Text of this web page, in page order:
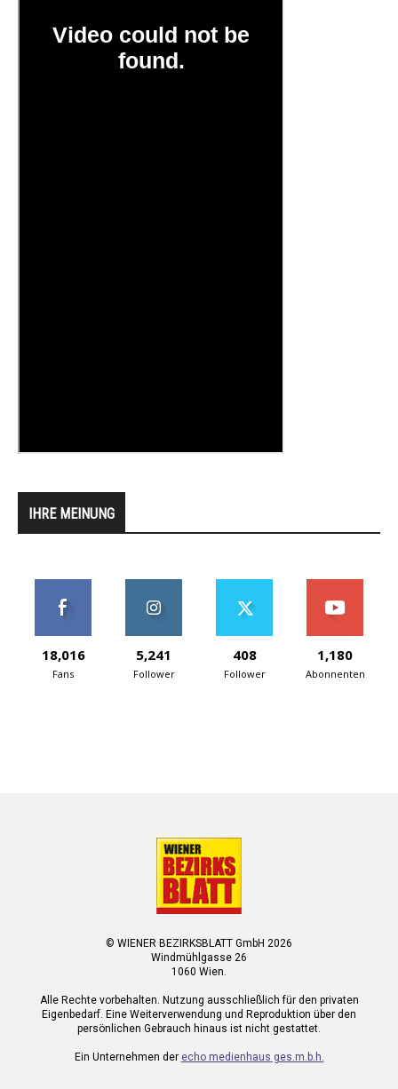
IHRE MEINUNG
18,016
Fans
5,241
Follower
408
Follower
1,180
Abonnenten
© WIENER BEZIRKSBLATT GmbH 2026
Windmühlgasse 26
1060 Wien.
Alle Rechte vorbehalten. Nutzung ausschließlich für den privaten
Eigenbedarf. Eine Weiterverwendung und Reproduktion über den
persönlichen Gebrauch hinaus ist nicht gestattet.
Ein Unternehmen der echo medienhaus ges.m.b.h.